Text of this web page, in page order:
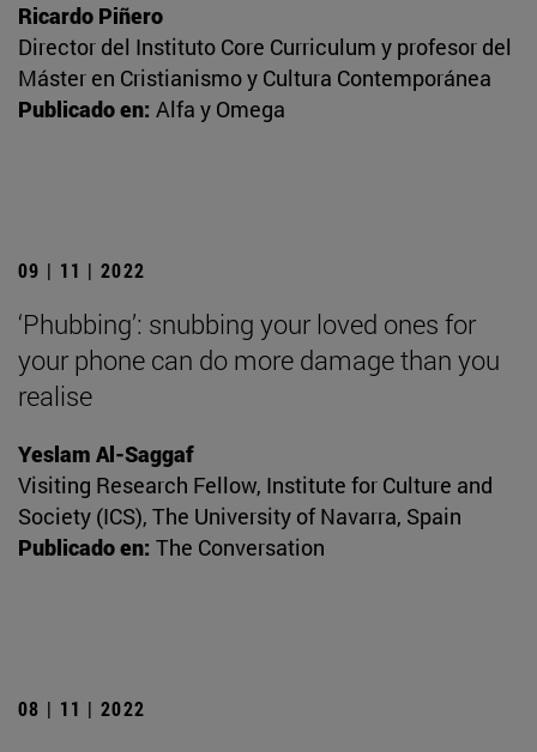
Ricardo Piñero
Director del Instituto Core Curriculum y profesor del
Máster en Cristianismo y Cultura Contemporánea
Publicado en: Alfa y Omega
09 | 11 | 2022
‘Phubbing’: snubbing your loved ones for
your phone can do more damage than you
realise
Yeslam Al-Saggaf
Visiting Research Fellow, Institute for Culture and
Society (ICS), The University of Navarra, Spain
Publicado en: The Conversation
08 | 11 | 2022